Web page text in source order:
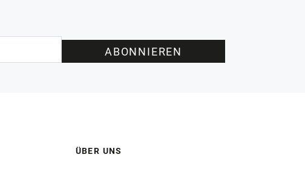
ABONNIEREN
ÜBER UNS